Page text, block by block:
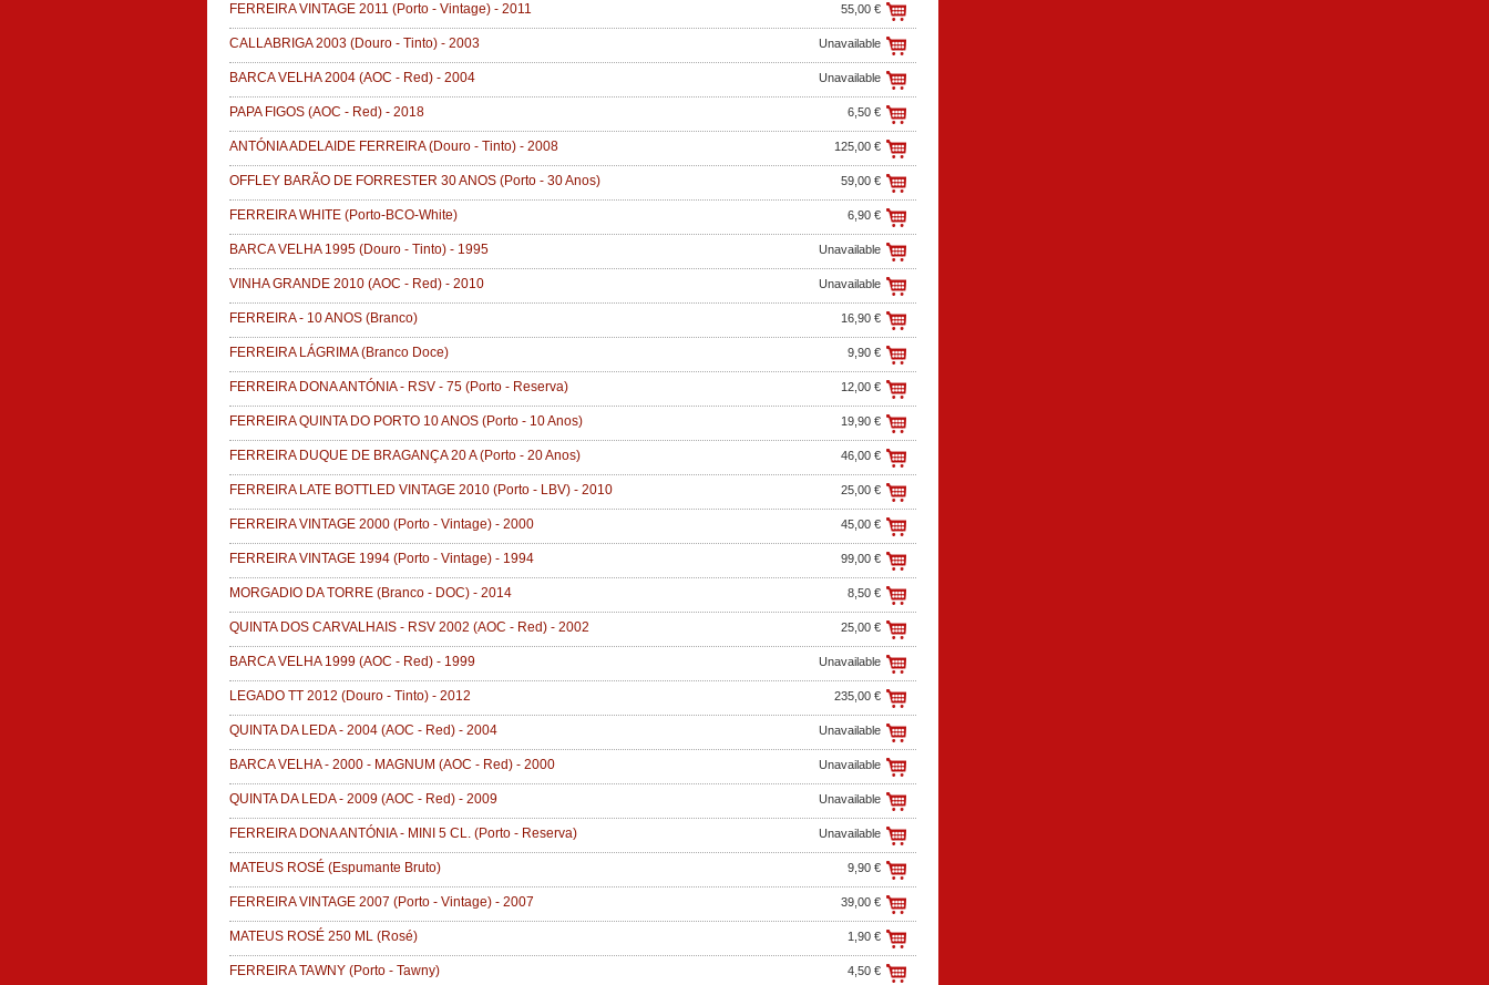
FERREIRA VINTAGE 2011 (Porto - Vintage) - 2011 55,00 €
CALLABRIGA 2003 (Douro - Tinto) - 2003 Unavailable
BARCA VELHA 2004 (AOC - Red) - 2004 Unavailable
PAPA FIGOS (AOC - Red) - 2018 6,50 €
ANTÓNIA ADELAIDE FERREIRA(Douro - Tinto) - 2008 125,00 €
OFFLEY BARÃO DE FORRESTER 30 ANOS (Porto - 30 Anos) 59,00 €
FERREIRA WHITE (Porto-BCO-White) 6,90 €
BARCA VELHA 1995 (Douro - Tinto) - 1995 Unavailable
VINHA GRANDE 2010 (AOC - Red) - 2010 Unavailable
FERREIRA - 10 ANOS (Branco) 16,90 €
FERREIRA LÁGRIMA(Branco Doce) 9,90 €
FERREIRA DONA ANTÓNIA - RSV - 75 (Porto - Reserva) 12,00 €
FERREIRA QUINTA DO PORTO 10 ANOS (Porto - 10 Anos) 19,90 €
FERREIRA DUQUE DE BRAGANÇA 20 A(Porto - 20 Anos) 46,00 €
FERREIRA LATE BOTTLED VINTAGE 2010 (Porto - LBV) - 2010 25,00 €
FERREIRA VINTAGE 2000 (Porto - Vintage) - 2000 45,00 €
FERREIRA VINTAGE 1994 (Porto - Vintage) - 1994 99,00 €
MORGADIO DA TORRE (Branco - DOC) - 2014 8,50 €
QUINTA DOS CARVALHAIS - RSV 2002 (AOC - Red) - 2002 25,00 €
BARCA VELHA 1999 (AOC - Red) - 1999 Unavailable
LEGADO TT 2012 (Douro - Tinto) - 2012 235,00 €
QUINTA DA LEDA - 2004 (AOC - Red) - 2004 Unavailable
BARCA VELHA - 2000 - MAGNUM (AOC - Red) - 2000 Unavailable
QUINTA DA LEDA - 2009 (AOC - Red) - 2009 Unavailable
FERREIRA DONA ANTÓNIA - MINI 5 CL. (Porto - Reserva) Unavailable
MATEUS ROSÉ (Espumante Bruto) 9,90 €
FERREIRA VINTAGE 2007 (Porto - Vintage) - 2007 39,00 €
MATEUS ROSÉ 250 ML (Rosé) 1,90 €
FERREIRA TAWNY (Porto - Tawny) 4,50 €